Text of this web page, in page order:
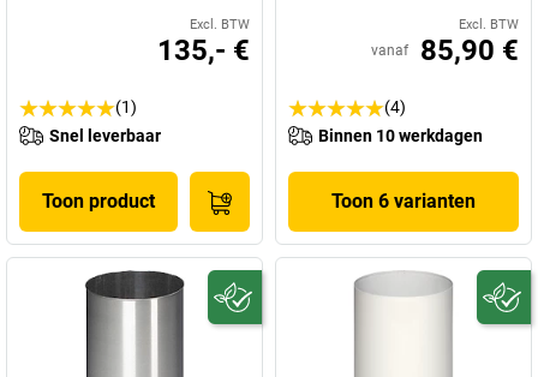
Excl. BTW
135,- €
(1)
Snel leverbaar
Toon product
Excl. BTW
vanaf 85,90 €
(4)
Binnen 10 werkdagen
Toon 6 varianten